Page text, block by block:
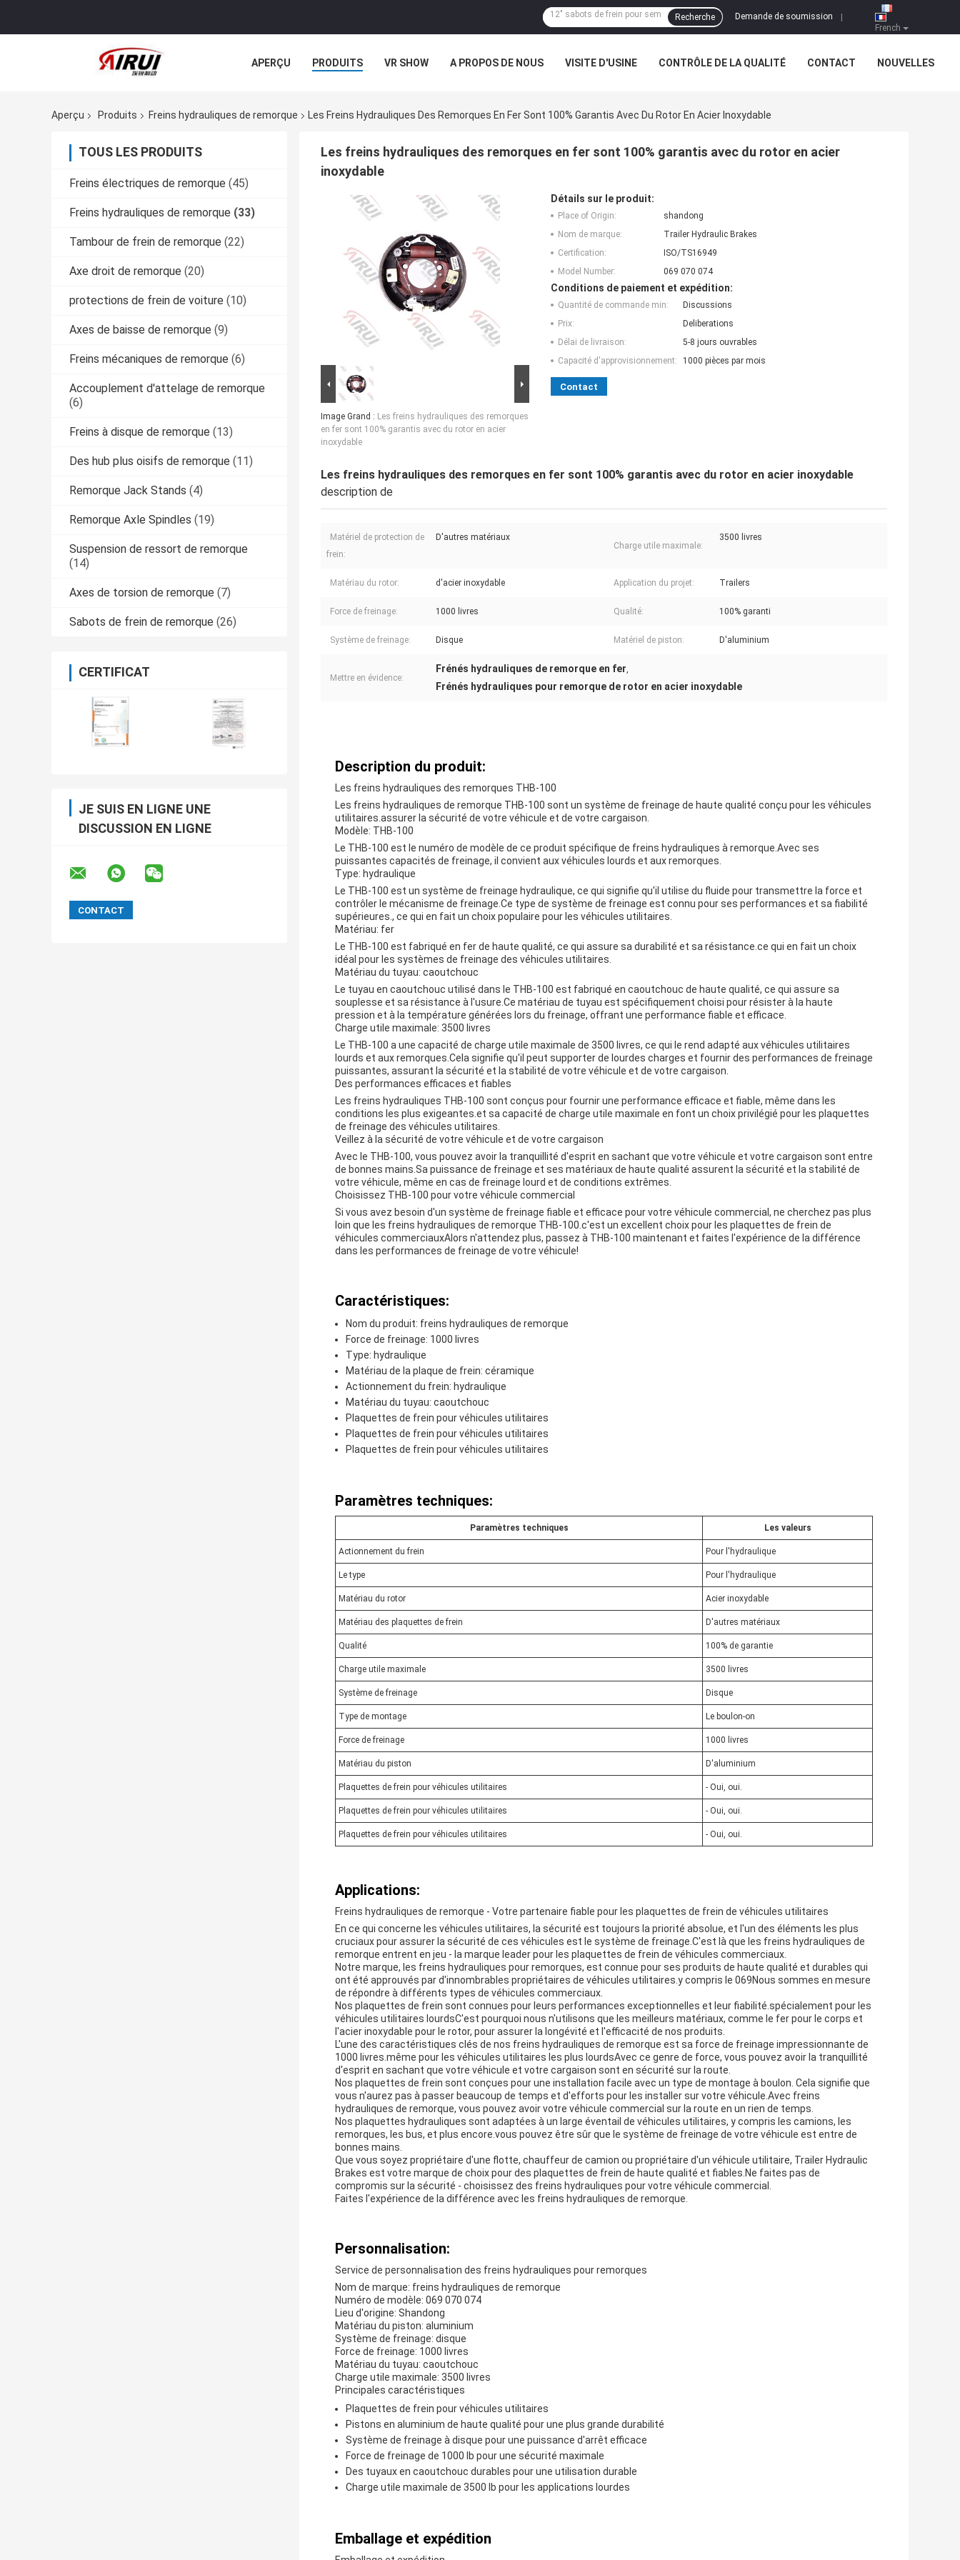
French
Demande de soumission
Recherche
APERÇU PRODUITS VR SHOW A PROPOS DE NOUS VISITE D'USINE CONTRÔLE DE LA QUALITÉ CONTACT NOUVELLES
Aperçu
Produits Freins hydrauliques de remorque Les Freins Hydrauliques Des Remorques En Fer Sont 100% Garantis Avec Du Rotor En Acier Inoxydable
TOUS LES PRODUITS
Freins électriques de remorque (45)
Freins hydrauliques de remorque (33)
Tambour de frein de remorque (22)
Axe droit de remorque (20)
protections de frein de voiture (10)
Axes de baisse de remorque (9)
Freins mécaniques de remorque (6)
Accouplement d'attelage de remorque
(6)
Freins à disque de remorque (13)
Des hub plus oisifs de remorque (11)
Remorque Jack Stands (4)
Remorque Axle Spindles (19)
Suspension de ressort de remorque
(14)
Axes de torsion de remorque (7)
Sabots de frein de remorque (26)
CERTIFICAT
JE SUIS EN LIGNE UNE
DISCUSSION EN LIGNE
Les freins hydrauliques des remorques en fer sont 100% garantis avec du rotor en acier
inoxydable
Image Grand : Les freins hydrauliques des remorques
en fer sont 100% garantis avec du rotor en acier
inoxydable
Détails sur le produit:
Place of Origin:
shandong
Nom de marque:
Trailer Hydraulic Brakes
Certification:
ISO/TS16949
Model Number:
069 070 074
Conditions de paiement et expédition:
Quantité de commande min:
Discussions
Prix:
Deliberations
Délai de livraison:
5-8 jours ouvrables
Capacité d'approvisionnement:
1000 pièces par mois
Contact
Les freins hydrauliques des remorques en fer sont 100% garantis avec du rotor en acier inoxydable
description de
Matériel de protection de
frein:
D'autres matériaux
Charge utile maximale:
3500 livres
Matériau du rotor: d'acier inoxydable Application du projet: Trailers
Force de freinage: 1000 livres Qualité: 100% garanti
Système de freinage: Disque Matériel de piston: D'aluminium
Mettre en évidence:
Frénés hydrauliques de remorque en fer,
Frénés hydrauliques pour remorque de rotor en acier inoxydable
Description du produit:
Les freins hydrauliques des remorques THB-100
Les freins hydrauliques de remorque THB-100 sont un système de freinage de haute qualité conçu pour les véhicules
utilitaires.assurer la sécurité de votre véhicule et de votre cargaison.
Modèle: THB-100
Le THB-100 est le numéro de modèle de ce produit spécifique de freins hydrauliques à remorque.Avec ses
puissantes capacités de freinage, il convient aux véhicules lourds et aux remorques.
Type: hydraulique
Le THB-100 est un système de freinage hydraulique, ce qui signifie qu'il utilise du fluide pour transmettre la force et
contrôler le mécanisme de freinage.Ce type de système de freinage est connu pour ses performances et sa fiabilité
supérieures., ce qui en fait un choix populaire pour les véhicules utilitaires.
Matériau: fer
Le THB-100 est fabriqué en fer de haute qualité, ce qui assure sa durabilité et sa résistance.ce qui en fait un choix
idéal pour les systèmes de freinage des véhicules utilitaires.
Matériau du tuyau: caoutchouc
Le tuyau en caoutchouc utilisé dans le THB-100 est fabriqué en caoutchouc de haute qualité, ce qui assure sa
souplesse et sa résistance à l'usure.Ce matériau de tuyau est spécifiquement choisi pour résister à la haute
pression et à la température générées lors du freinage, offrant une performance fiable et efficace.
Charge utile maximale: 3500 livres
Le THB-100 a une capacité de charge utile maximale de 3500 livres, ce qui le rend adapté aux véhicules utilitaires
lourds et aux remorques.Cela signifie qu'il peut supporter de lourdes charges et fournir des performances de freinage
puissantes, assurant la sécurité et la stabilité de votre véhicule et de votre cargaison.
Des performances efficaces et fiables
Les freins hydrauliques THB-100 sont conçus pour fournir une performance efficace et fiable, même dans les
conditions les plus exigeantes.et sa capacité de charge utile maximale en font un choix privilégié pour les plaquettes
de freinage des véhicules utilitaires.
Veillez à la sécurité de votre véhicule et de votre cargaison
Avec le THB-100, vous pouvez avoir la tranquillité d'esprit en sachant que votre véhicule et votre cargaison sont entre
de bonnes mains.Sa puissance de freinage et ses matériaux de haute qualité assurent la sécurité et la stabilité de
votre véhicule, même en cas de freinage lourd et de conditions extrêmes.
Choisissez THB-100 pour votre véhicule commercial
Si vous avez besoin d'un système de freinage fiable et efficace pour votre véhicule commercial, ne cherchez pas plus
loin que les freins hydrauliques de remorque THB-100.c'est un excellent choix pour les plaquettes de frein de
véhicules commerciauxAlors n'attendez plus, passez à THB-100 maintenant et faites l'expérience de la différence
dans les performances de freinage de votre véhicule!
Caractéristiques:
Nom du produit: freins hydrauliques de remorque
Force de freinage: 1000 livres
Type: hydraulique
Matériau de la plaque de frein: céramique
Actionnement du frein: hydraulique
Matériau du tuyau: caoutchouc
Plaquettes de frein pour véhicules utilitaires
Plaquettes de frein pour véhicules utilitaires
Plaquettes de frein pour véhicules utilitaires
Paramètres techniques:
Paramètres techniques Les valeurs
Actionnement du frein Pour l'hydraulique
Le type Pour l'hydraulique
Matériau du rotor Acier inoxydable
Matériau des plaquettes de frein D'autres matériaux
Qualité 100% de garantie
Charge utile maximale 3500 livres
Système de freinage Disque
Type de montage Le boulon-on
Force de freinage 1000 livres
Matériau du piston D'aluminium
Plaquettes de frein pour véhicules utilitaires - Oui, oui.
Plaquettes de frein pour véhicules utilitaires - Oui, oui.
Plaquettes de frein pour véhicules utilitaires - Oui, oui.
Applications:
Freins hydrauliques de remorque - Votre partenaire fiable pour les plaquettes de frein de véhicules utilitaires
En ce qui concerne les véhicules utilitaires, la sécurité est toujours la priorité absolue, et l'un des éléments les plus
cruciaux pour assurer la sécurité de ces véhicules est le système de freinage.C'est là que les freins hydrauliques de
remorque entrent en jeu - la marque leader pour les plaquettes de frein de véhicules commerciaux.
Notre marque, les freins hydrauliques pour remorques, est connue pour ses produits de haute qualité et durables qui
ont été approuvés par d'innombrables propriétaires de véhicules utilitaires.y compris le 069Nous sommes en mesure
de répondre à différents types de véhicules commerciaux.
Nos plaquettes de frein sont connues pour leurs performances exceptionnelles et leur fiabilité.spécialement pour les
véhicules utilitaires lourdsC'est pourquoi nous n'utilisons que les meilleurs matériaux, comme le fer pour le corps et
l'acier inoxydable pour le rotor, pour assurer la longévité et l'efficacité de nos produits.
L'une des caractéristiques clés de nos freins hydrauliques de remorque est sa force de freinage impressionnante de
1000 livres.même pour les véhicules utilitaires les plus lourdsAvec ce genre de force, vous pouvez avoir la tranquillité
d'esprit en sachant que votre véhicule et votre cargaison sont en sécurité sur la route.
Nos plaquettes de frein sont conçues pour une installation facile avec un type de montage à boulon. Cela signifie que
vous n'aurez pas à passer beaucoup de temps et d'efforts pour les installer sur votre véhicule.Avec freins
hydrauliques de remorque, vous pouvez avoir votre véhicule commercial sur la route en un rien de temps.
Nos plaquettes hydrauliques sont adaptées à un large éventail de véhicules utilitaires, y compris les camions, les
remorques, les bus, et plus encore.vous pouvez être sûr que le système de freinage de votre véhicule est entre de
bonnes mains.
Que vous soyez propriétaire d'une flotte, chauffeur de camion ou propriétaire d'un véhicule utilitaire, Trailer Hydraulic
Brakes est votre marque de choix pour des plaquettes de frein de haute qualité et fiables.Ne faites pas de
compromis sur la sécurité - choisissez des freins hydrauliques pour votre véhicule commercial.
Faites l'expérience de la différence avec les freins hydrauliques de remorque.
Personnalisation:
Service de personnalisation des freins hydrauliques pour remorques
Nom de marque: freins hydrauliques de remorque
Numéro de modèle: 069 070 074
Lieu d'origine: Shandong
Matériau du piston: aluminium
Système de freinage: disque
Force de freinage: 1000 livres
Matériau du tuyau: caoutchouc
Charge utile maximale: 3500 livres
Principales caractéristiques
Plaquettes de frein pour véhicules utilitaires
Pistons en aluminium de haute qualité pour une plus grande durabilité
Système de freinage à disque pour une puissance d'arrêt efficace
Force de freinage de 1000 lb pour une sécurité maximale
Des tuyaux en caoutchouc durables pour une utilisation durable
Charge utile maximale de 3500 lb pour les applications lourdes
Emballage et expédition